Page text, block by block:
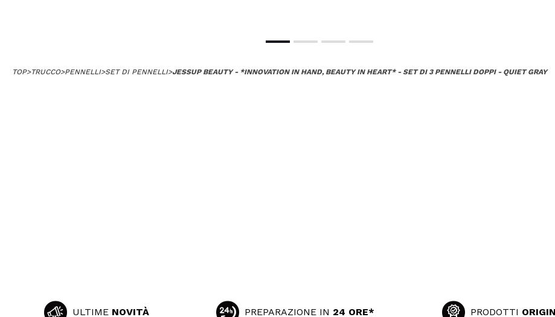
TOP>TRUCCO>PENNELLI>SET DI PENNELLI>JESSUP BEAUTY - *INNOVATION IN HAND, BEAUTY IN HEART* - SET DI 3 PENNELLI DOPPI - QUIET GRAY
ULTIME NOVITÀ PREPARAZIONE IN 24 ORE* PRODOTTI